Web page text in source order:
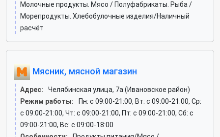
Молочные продукты. Мясо / Полуфабрикаты. Рыба /
Морепродукты. Хлебобулочные изделия/Наличный
расчёт
Мясник, мясной магазин
Адрес:
Челябинская улица, 7а (Ивановское район)
Режим работы:
Пн: c 09:00-21:00, Вт: c 09:00-21:00, Ср:
c 09:00-21:00, Чт: c 09:00-21:00, Пт: c 09:00-21:00, Сб: c
09:00-21:00, Вс: c 09:00-18:00